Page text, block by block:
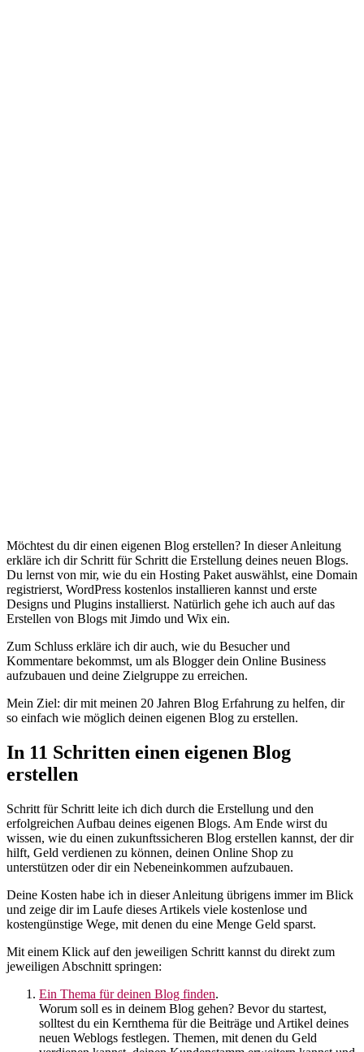
Möchtest du dir einen eigenen Blog erstellen? In dieser Anleitung
erkläre ich dir Schritt für Schritt die Erstellung deines neuen Blogs.
Du lernst von mir, wie du ein Hosting Paket auswählst, eine Domain
registrierst, WordPress kostenlos installieren kannst und erste
Designs und Plugins installierst. Natürlich gehe ich auch auf das
Erstellen von Blogs mit Jimdo und Wix ein.
Zum Schluss erkläre ich dir auch, wie du Besucher und
Kommentare bekommst, um als Blogger dein Online Business
aufzubauen und deine Zielgruppe zu erreichen.
Mein Ziel: dir mit meinen 20 Jahren Blog Erfahrung zu helfen, dir
so einfach wie möglich deinen eigenen Blog zu erstellen.
In 11 Schritten einen eigenen Blog
erstellen
Schritt für Schritt leite ich dich durch die Erstellung und den
erfolgreichen Aufbau deines eigenen Blogs. Am Ende wirst du
wissen, wie du einen zukunftssicheren Blog erstellen kannst, der dir
hilft, Geld verdienen zu können, deinen Online Shop zu
unterstützen oder dir ein Nebeneinkommen aufzubauen.
Deine Kosten habe ich in dieser Anleitung übrigens immer im Blick
und zeige dir im Laufe dieses Artikels viele kostenlose und
kostengünstige Wege, mit denen du eine Menge Geld sparst.
Mit einem Klick auf den jeweiligen Schritt kannst du direkt zum
jeweiligen Abschnitt springen:
Ein Thema für deinen Blog finden.
Worum soll es in deinem Blog gehen? Bevor du startest,
solltest du ein Kernthema für die Beiträge und Artikel deines
neuen Weblogs festlegen. Themen, mit denen du Geld